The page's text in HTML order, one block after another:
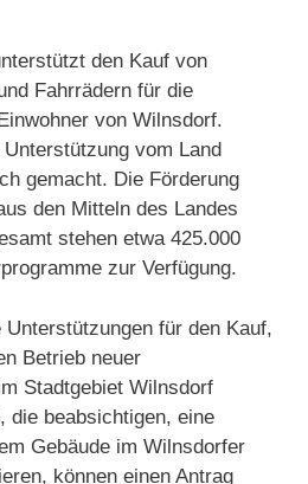
den Kauf von
Fahrrädern für die
von Wilnsdorf.
vom Land
gemacht. Die Förderung
den Mitteln des Landes
stehen etwa 425.000
zur Verfügung.
für den Kauf,
Betrieb neuer
Stadtgebiet Wilnsdorf
die beabsichtigen, eine
Gebäude im Wilnsdorfer
können einen Antrag